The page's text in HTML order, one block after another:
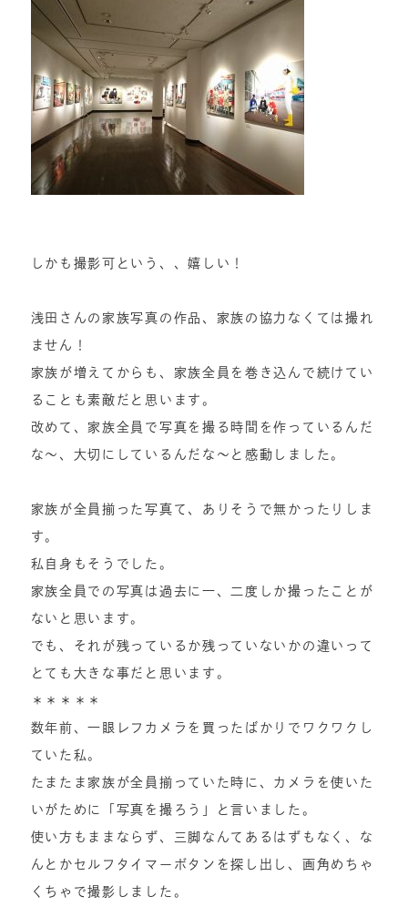
しかも撮影可という、、嬉しい！
浅田さんの家族写真の作品、家族の協力なくては撮れ
ません！
家族が増えてからも、家族全員を巻き込んで続けてい
ることも素敵だと思います。
改めて、家族全員で写真を撮る時間を作っているんだ
な〜、大切にしているんだな〜と感動しました。
家族が全員揃った写真て、ありそうで無かったりしま
す。
私自身もそうでした。
家族全員での写真は過去に一、二度しか撮ったことが
ないと思います。
でも、それが残っているか残っていないかの違いって
とても大きな事だと思います。
＊＊＊＊＊
数年前、一眼レフカメラを買ったばかりでワクワクし
ていた私。
たまたま家族が全員揃っていた時に、カメラを使いた
いがために「写真を撮ろう」と言いました。
使い方もままならず、三脚なんてあるはずもなく、な
んとかセルフタイマーボタンを探し出し、画角めちゃ
くちゃで撮影しました。